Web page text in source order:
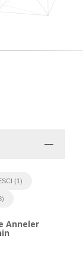
(1)
Anneler